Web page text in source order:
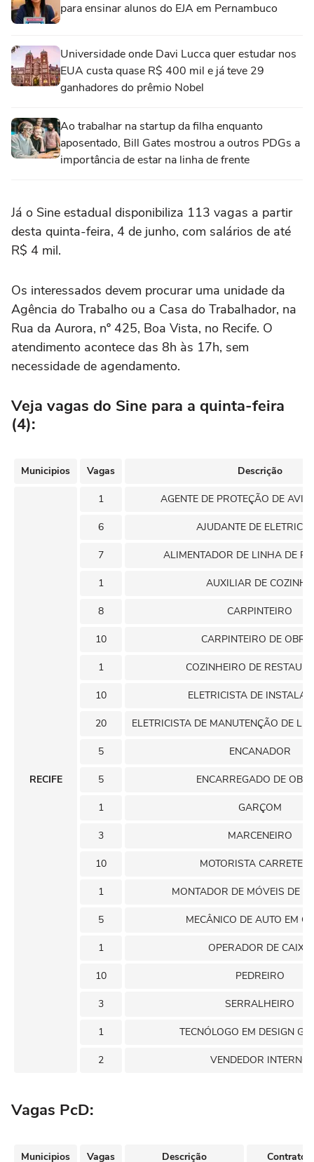
para ensinar alunos do EJA em Pernambuco
Universidade onde Davi Lucca quer estudar nos
EUA custa quase R$ 400 mil e já teve 29
ganhadores do prêmio Nobel
Ao trabalhar na startup da filha enquanto
aposentado, Bill Gates mostrou a outros PDGs a
importância de estar na linha de frente
Já o Sine estadual disponibiliza 113 vagas a partir
desta quinta-feira, 4 de junho, com salários de até
R$ 4 mil.
Os interessados devem procurar uma unidade da
Agência do Trabalho ou a Casa do Trabalhador, na
Rua da Aurora, nº 425, Boa Vista, no Recife. O
atendimento acontece das 8h às 17h, sem
necessidade de agendamento.
Veja vagas do Sine para a quinta-feira
(4):
Municipios Vagas Descrição
RECIFE
1 AGENTE DE PROTEÇÃO DE
6 AJUDANTE DE
7 ALIMENTADOR DE LINHA DE
1 AUXILIAR DE COZINHA
8 CARPINTEIRO
10 CARPINTEIRO DE
1 COZINHEIRO DE
10 ELETRICISTA DE
20 ELETRICISTA DE MANUTENÇÃO DE
5 ENCANADOR
5 ENCARREGADO DE
1 GARÇOM
3 MARCENEIRO
10 MOTORISTA
1 MONTADOR DE MÓVEIS DE
5 MECÂNICO DE AUTO EM
1 OPERADOR DE CAIXA
10 PEDREIRO
3 SERRALHEIRO
1 TECNÓLOGO EM DESIGN
2 VENDEDOR INTERNO
Vagas PcD:
Municipios Vagas Descrição Contrato